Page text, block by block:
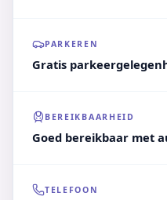
PARKEREN
Gratis
BEREIKBAARHEID
Goed bereikbaar met
TELEFOON